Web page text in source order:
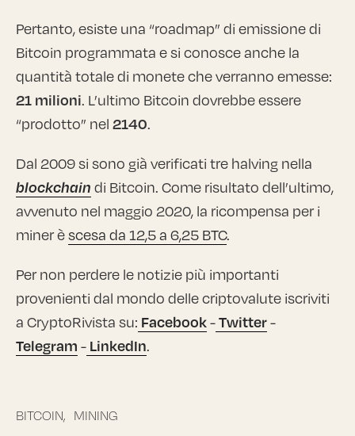
Pertanto, esiste una “roadmap” di emissione di
Bitcoin programmata e si conosce anche la
quantità totale di monete che verranno emesse:
21 milioni. L’ultimo Bitcoin dovrebbe essere
“prodotto” nel 2140.
Dal 2009 si sono già verificati tre halving nella
blockchain di Bitcoin. Come risultato dell’ultimo,
avvenuto nel maggio 2020, la ricompensa per i
miner èscesa da 12,5 a 6,25 BTC.
Per non perdere le notizie più importanti
provenienti dal mondo delle criptovalute iscriviti
a CryptoRivista su: Facebook-Twitter-
Telegram - LinkedIn.
BITCOIN, MINING